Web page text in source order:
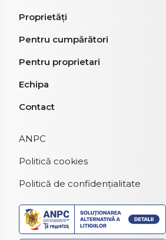
Proprietăți
Pentru cumpărători
Pentru proprietari
Echipa
Contact
ANPC
Politică cookies
Politică de confidențialitate